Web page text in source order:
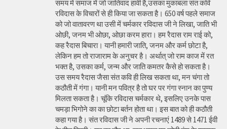
समय में समाज में जो जातिवाद हावी है,उसका मुकाबला संत कवि
रविदास के विचारों से ही किया जा सकता है। 650 वर्ष पहले समाज
को जो वातावरण था उसी में चर्मकार रविदास जी ने लिखा, जाति भी
ओछी, जनम भी ओछा, ओछा करम हारा। हम रैदास राम राई को,
कह रैदास बिचारा। यानी हमारी जाति, जनम और कर्म छोटा है,
लेकिन हम तो राजाराम के अनुचर है। अर्थात् जो राम काज में रत
भक्त है, उसका कर्म, जन्म और जाति कमतर कैसे हो सकता है।
उस समय रैदास जैसा संत कवि ही लिख सकता था, मन चंगा तो
कठौती में गंगा। यानी मन पवित्र है तो घर पर गंगा स्नान का पुण्य
मिलता सकता है। चूंकि रविदास चर्मकार थे, इसलिए उनके पास
चमड़ा भिगोने का का छोटा बर्तन होता था। इस बात को ही कठौती
कहा गया है। संत रविदास जी ने अपनी रचनाएं 1489 से 1471 ईवी